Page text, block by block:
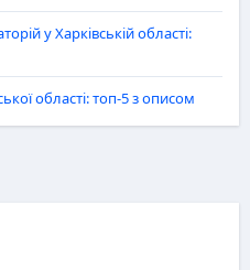
у Харківській області:
області: топ-5 з описом